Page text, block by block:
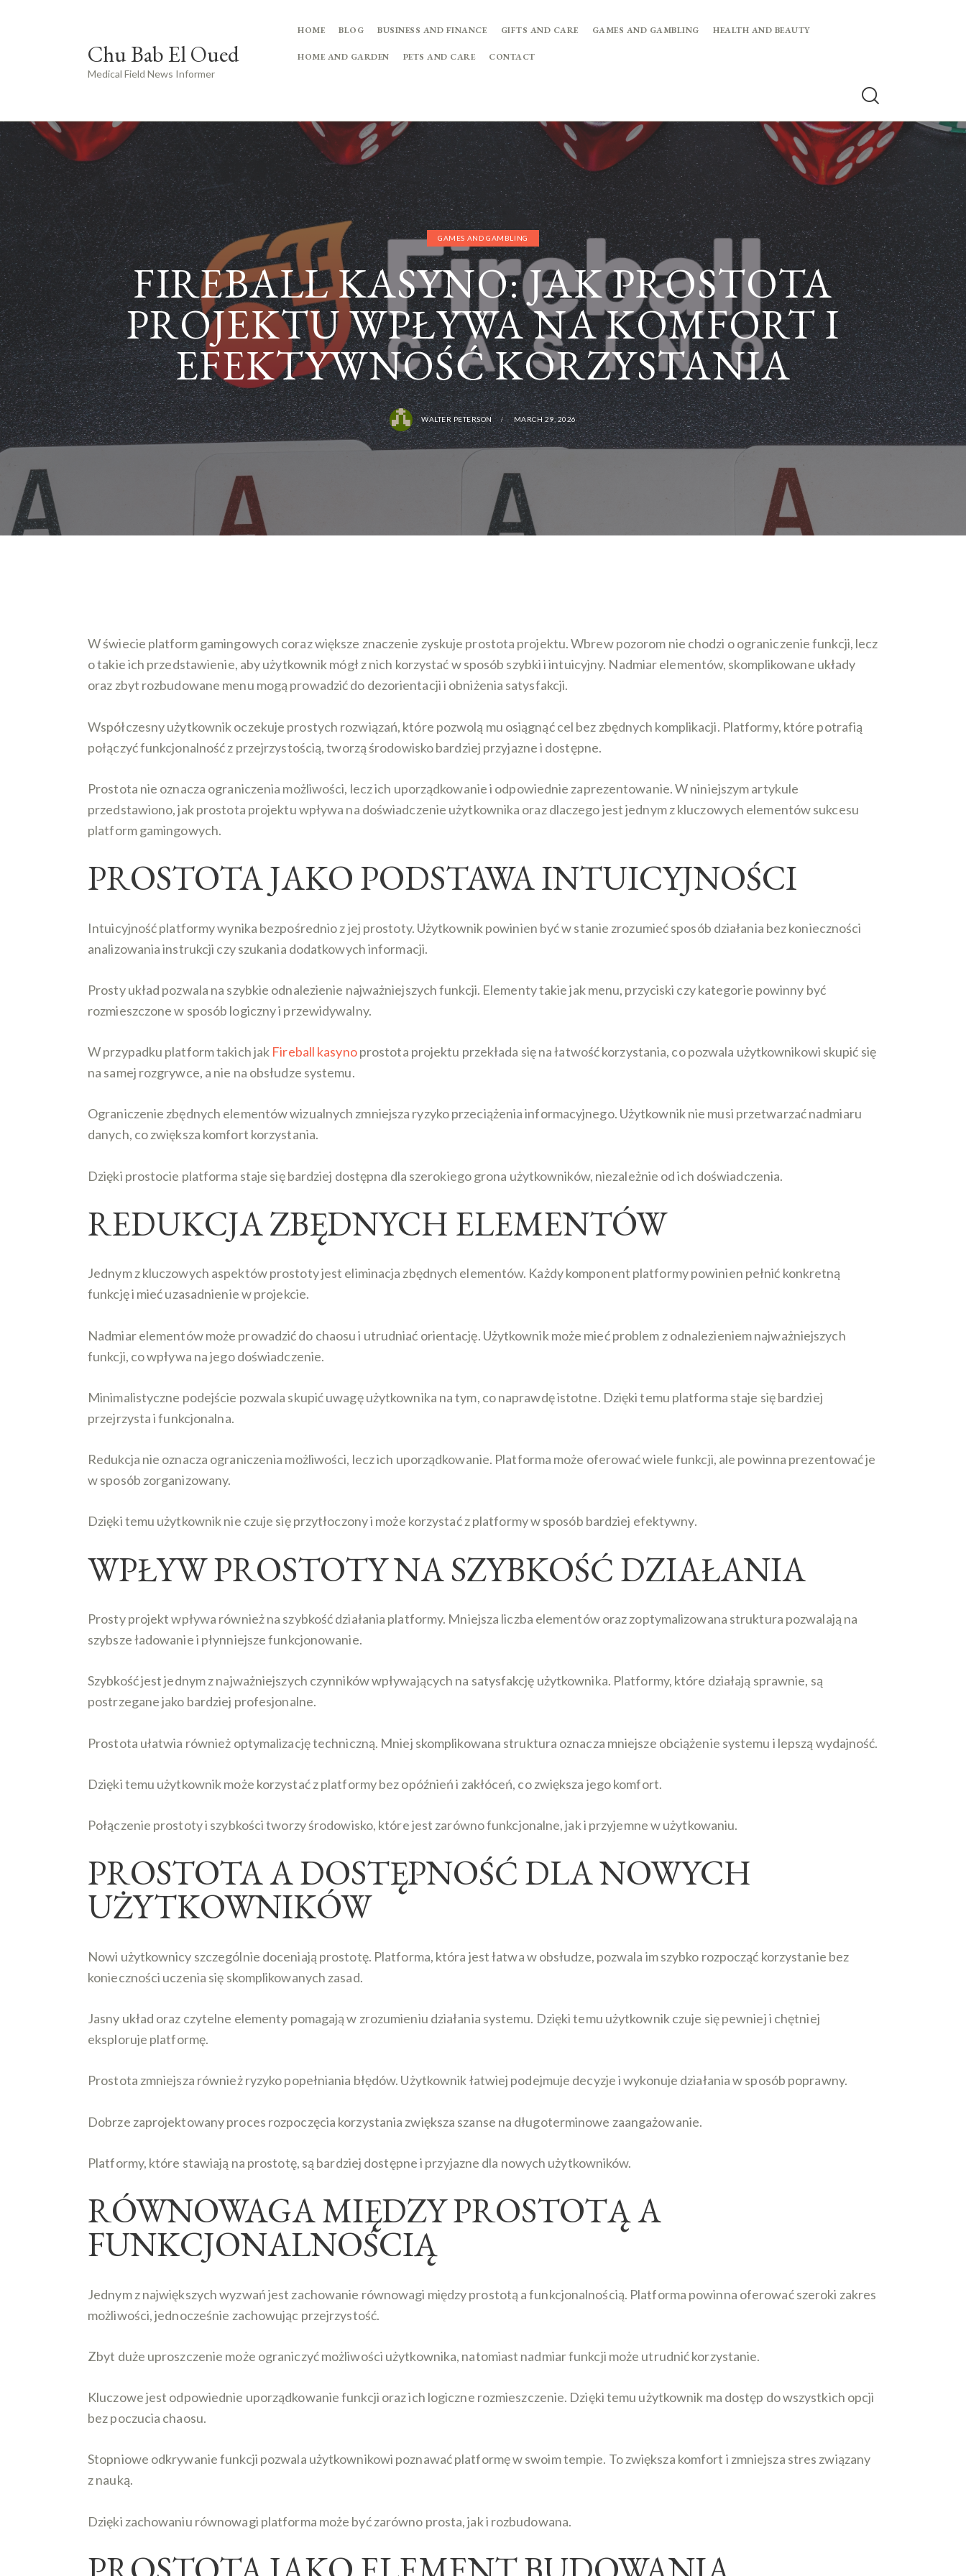
Chu Bab El Oued
Medical Field News Informer
HOME BLOG BUSINESS AND FINANCE GIFTS AND CARE GAMES AND GAMBLING HEALTH AND BEAUTY
HOME AND GARDEN PETS AND CARE CONTACT
GAMES AND GAMBLING
FIREBALL KASYNO: JAK PROSTOTA
PROJEKTU WPŁYWA NA KOMFORT I
EFEKTYWNOŚĆ KORZYSTANIA
WALTER PETERSON MARCH 29, 2026
W świecie platform gamingowych coraz większe znaczenie zyskuje prostota projektu. Wbrew pozorom nie chodzi o ograniczenie funkcji, lecz
o takie ich przedstawienie, aby użytkownik mógł z nich korzystać w sposób szybki i intuicyjny. Nadmiar elementów, skomplikowane układy
oraz zbyt rozbudowane menu mogą prowadzić do dezorientacji i obniżenia satysfakcji.
Współczesny użytkownik oczekuje prostych rozwiązań, które pozwolą mu osiągnąć cel bez zbędnych komplikacji. Platformy, które potrafią
połączyć funkcjonalność z przejrzystością, tworzą środowisko bardziej przyjazne i dostępne.
Prostota nie oznacza ograniczenia możliwości, lecz ich uporządkowanie i odpowiednie zaprezentowanie. W niniejszym artykule
przedstawiono, jak prostota projektu wpływa na doświadczenie użytkownika oraz dlaczego jest jednym z kluczowych elementów sukcesu
platform gamingowych.
PROSTOTA JAKO PODSTAWA INTUICYJNOŚCI
Intuicyjność platformy wynika bezpośrednio z jej prostoty. Użytkownik powinien być w stanie zrozumieć sposób działania bez konieczności
analizowania instrukcji czy szukania dodatkowych informacji.
Prosty układ pozwala na szybkie odnalezienie najważniejszych funkcji. Elementy takie jak menu, przyciski czy kategorie powinny być
rozmieszczone w sposób logiczny i przewidywalny.
W przypadku platform takich jak Fireball kasynoprostota projektu przekłada się na łatwość korzystania, co pozwala użytkownikowi skupić się
na samej rozgrywce, a nie na obsłudze systemu.
Ograniczenie zbędnych elementów wizualnych zmniejsza ryzyko przeciążenia informacyjnego. Użytkownik nie musi przetwarzać nadmiaru
danych, co zwiększa komfort korzystania.
Dzięki prostocie platforma staje się bardziej dostępna dla szerokiego grona użytkowników, niezależnie od ich doświadczenia.
REDUKCJA ZBĘDNYCH ELEMENTÓW
Jednym z kluczowych aspektów prostoty jest eliminacja zbędnych elementów. Każdy komponent platformy powinien pełnić konkretną
funkcję i mieć uzasadnienie w projekcie.
Nadmiar elementów może prowadzić do chaosu i utrudniać orientację. Użytkownik może mieć problem z odnalezieniem najważniejszych
funkcji, co wpływa na jego doświadczenie.
Minimalistyczne podejście pozwala skupić uwagę użytkownika na tym, co naprawdę istotne. Dzięki temu platforma staje się bardziej
przejrzysta i funkcjonalna.
Redukcja nie oznacza ograniczenia możliwości, lecz ich uporządkowanie. Platforma może oferować wiele funkcji, ale powinna prezentować je
w sposób zorganizowany.
Dzięki temu użytkownik nie czuje się przytłoczony i może korzystać z platformy w sposób bardziej efektywny.
WPŁYW PROSTOTY NA SZYBKOŚĆ DZIAŁANIA
Prosty projekt wpływa również na szybkość działania platformy. Mniejsza liczba elementów oraz zoptymalizowana struktura pozwalają na
szybsze ładowanie i płynniejsze funkcjonowanie.
Szybkość jest jednym z najważniejszych czynników wpływających na satysfakcję użytkownika. Platformy, które działają sprawnie, są
postrzegane jako bardziej profesjonalne.
Prostota ułatwia również optymalizację techniczną. Mniej skomplikowana struktura oznacza mniejsze obciążenie systemu i lepszą wydajność.
Dzięki temu użytkownik może korzystać z platformy bez opóźnień i zakłóceń, co zwiększa jego komfort.
Połączenie prostoty i szybkości tworzy środowisko, które jest zarówno funkcjonalne, jak i przyjemne w użytkowaniu.
PROSTOTA A DOSTĘPNOŚĆ DLA NOWYCH
UŻYTKOWNIKÓW
Nowi użytkownicy szczególnie doceniają prostotę. Platforma, która jest łatwa w obsłudze, pozwala im szybko rozpocząć korzystanie bez
konieczności uczenia się skomplikowanych zasad.
Jasny układ oraz czytelne elementy pomagają w zrozumieniu działania systemu. Dzięki temu użytkownik czuje się pewniej i chętniej
eksploruje platformę.
Prostota zmniejsza również ryzyko popełniania błędów. Użytkownik łatwiej podejmuje decyzje i wykonuje działania w sposób poprawny.
Dobrze zaprojektowany proces rozpoczęcia korzystania zwiększa szanse na długoterminowe zaangażowanie.
Platformy, które stawiają na prostotę, są bardziej dostępne i przyjazne dla nowych użytkowników.
RÓWNOWAGA MIĘDZY PROSTOTĄ A
FUNKCJONALNOŚCIĄ
Jednym z największych wyzwań jest zachowanie równowagi między prostotą a funkcjonalnością. Platforma powinna oferować szeroki zakres
możliwości, jednocześnie zachowując przejrzystość.
Zbyt duże uproszczenie może ograniczyć możliwości użytkownika, natomiast nadmiar funkcji może utrudnić korzystanie.
Kluczowe jest odpowiednie uporządkowanie funkcji oraz ich logiczne rozmieszczenie. Dzięki temu użytkownik ma dostęp do wszystkich opcji
bez poczucia chaosu.
Stopniowe odkrywanie funkcji pozwala użytkownikowi poznawać platformę w swoim tempie. To zwiększa komfort i zmniejsza stres związany
z nauką.
Dzięki zachowaniu równowagi platforma może być zarówno prosta, jak i rozbudowana.